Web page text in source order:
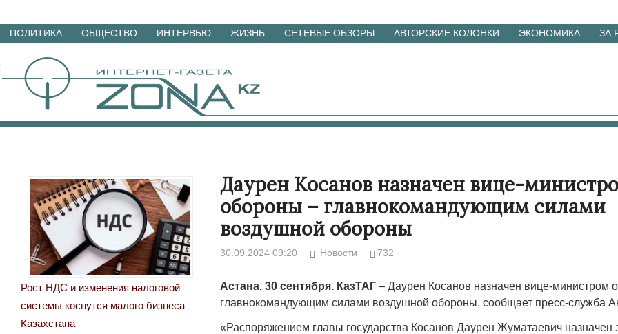
Перейти
материалам
ПОЛИТИКА ОБЩЕСТВО ИНТЕРВЬЮ ЖИЗНЬ СЕТЕВЫЕ ОБЗОРЫ АВТОРСКИЕ КОЛОНКИ ЭКОНОМИКА ЗА
Даурен Косанов назначен вице-
обороны – главнокомандующим силами
воздушной обороны
30.09.2024 09:20 Новости 732
Астана. 30 сентября. КазТАГ – Даурен Косанов назначен вице-министром
главнокомандующим силами воздушной обороны, сообщает пресс-служба
«Распоряжением главы государства Косанов Даурен Жуматаевич назначен
Рост НДС и изменения налоговой
системы коснутся малого бизнеса
Казахстана